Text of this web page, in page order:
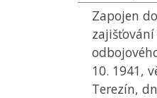
Zapojen
10. 1941,
Terezín,